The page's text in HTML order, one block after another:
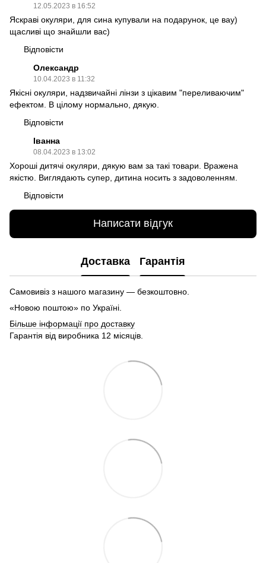
12.05.2023 в 16:52
Яскраві окуляри, для сина купували на подарунок, це вау)
щасливі що знайшли вас)
Відповісти
Олександр
10.04.2023 в 11:32
Якісні окуляри, надзвичайні лінзи з цікавим "переливаючим"
ефектом. В цілому нормально, дякую.
Відповісти
Іванна
08.04.2023 в 13:02
Хороші дитячі окуляри, дякую вам за такі товари. Вражена
якістю. Виглядають супер, дитина носить з задоволенням.
Відповісти
Написати відгук
Доставка Гарантія
Самовивіз з нашого магазину — безкоштовно.
«Новою поштою» по Україні.
Більше інформації про доставку
Гарантія від виробника 12 місяців.